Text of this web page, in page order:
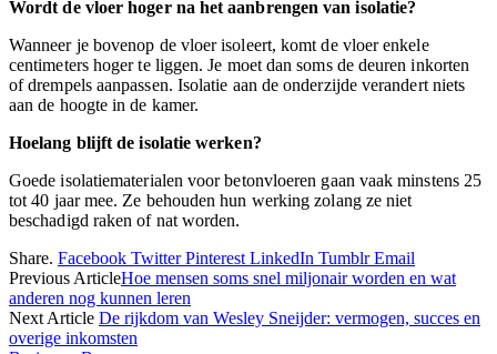
Wordt de vloer hoger na het aanbrengen van isolatie?
Wanneer je bovenop de vloer isoleert, komt de vloer enkele
centimeters hoger te liggen. Je moet dan soms de deuren inkorten
of drempels aanpassen. Isolatie aan de onderzijde verandert niets
aan de hoogte in de kamer.
Hoelang blijft de isolatie werken?
Goede isolatiematerialen voor betonvloeren gaan vaak minstens 25
tot 40 jaar mee. Ze behouden hun werking zolang ze niet
beschadigd raken of nat worden.
Share. Facebook Twitter Pinterest LinkedIn Tumblr Email
Previous ArticleHoe mensen soms snel miljonair worden en wat
anderen nog kunnen leren
Next Article De rijkdom van Wesley Sneijder: vermogen, succes en
overige inkomsten